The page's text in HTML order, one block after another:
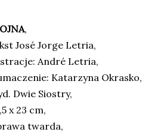
,
José Jorge Letria,
André Letria,
Katarzyna Okrasko,
Dwie Siostry,
x 23 cm,
twarda,